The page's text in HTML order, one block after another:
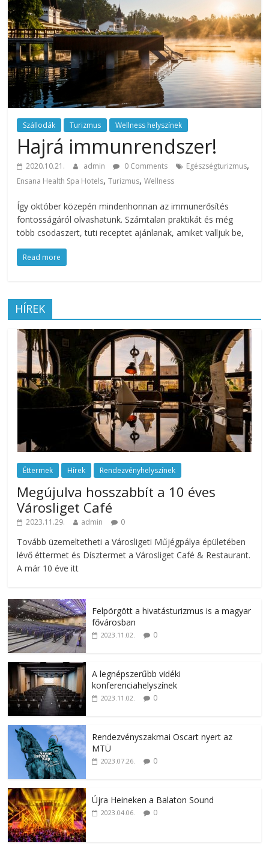
rendezvény
ajánlatok.
Rendezvények,
rendezvénytechnika,
rendezvényeszközök,
rendezvénygasztronómia,
catering.
Útmutató
úgy
profi
rendezvényszervező
kollégáknak,
céges
rendezvények
szervezőinek,
vagy
tervezgető
kisasszonyoknak.
Szállodák Turizmus Wellness helyszínek
Hajrá immunrendszer!
2020.10.21. admin 0 Comments Egészségturizmus,
Ensana Health Spa Hotels,Turizmus,Wellness
Így október közepén mindenhonnan az immunerősítés
fontosságáról olvashatunk. Számtalan praktikát és még
több csodaszert, tuti receptet ajánlanak, amiket valljuk be,
Read more
HÍREK
Éttermek Hírek Rendezvényhelyszínek
Megújulva hosszabbít a 10 éves
Városliget Café
2023.11.29. admin 0
Tovább üzemeltetheti a Városligeti Műjégpálya épületében
lévő éttermet és Dísztermet a Városliget Café & Restaurant.
A már 10 éve itt
Felpörgött a hivatásturizmus is a magyar
fővárosban
2023.11.02. 0
A legnépszerűbb vidéki
konferenciahelyszínek
2023.11.02. 0
Rendezvényszakmai Oscart nyert az
MTÜ
2023.07.26. 0
Újra Heineken a Balaton Sound
2023.04.06. 0